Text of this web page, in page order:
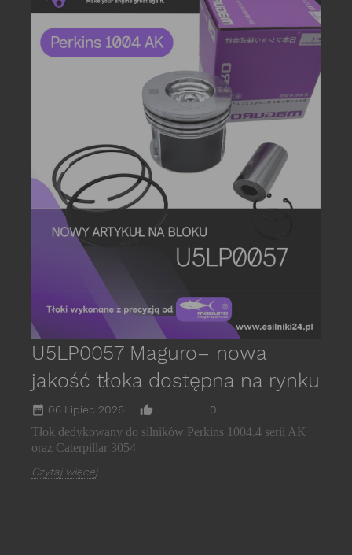
U5LP0057 Maguro– nowa
jakość tłoka dostępna na rynku
date_range 06 Lipiec 2026 thumb_up_alt 0
Tłok dedykowany do silników Perkins 1004.4 serii AK
oraz Caterpillar 3054
Czytaj więcej